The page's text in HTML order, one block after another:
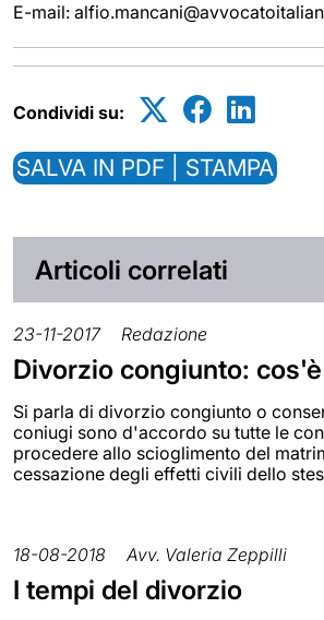
E-mail:
Condividi su:
SALVA IN PDF | STAMPA
Articoli correlati
23-11-2017 Redazione
Divorzio congiunto: cos'è
Si parla di divorzio congiunto o
coniugi sono d'accordo su tutte le
procedere allo scioglimento del
cessazione degli effetti civili dello
18-08-2018 Avv. Valeria Zeppilli
I tempi del divorzio